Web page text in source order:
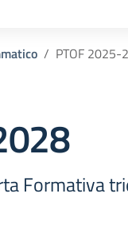
PTOF 2025-
Formativa